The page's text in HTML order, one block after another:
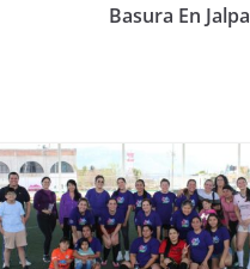
Basura En Jalpa